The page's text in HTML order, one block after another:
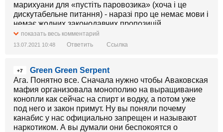
марихуани для «пустіть паровозика» (хоча і це
дискутабельне питання) - наразі про це немає мови і
немає жодних законодавчих пропозицій.
Зараз йдеться ВИКЛЮЧНО ПРО ЛІКИ НА ОСНОВІ
Та … стероїди Бужанського тоді більший наркотик,
ніж медичний канабіс.
А головні опоненти та лобісти критики цього
законопроекту - це криміналітет, якому
вигідно, щоб залишався чорний ринок обігу
справжньої наркоти.
показать весь комментарий
13.07.2021 10:48 Ответить Ссылка
+7
Green Green Serpent
Ага. Понятно все. Сначала нужно чтобы Аваковская
мафия организовала монополию на выращивание
конопли как сейчас на спирт и водку, а потом уже
под него и закон примут. Ну вы поняли почему
канабис у нас официально запрещен и называют
наркотиком. А вы думали они беспокоятся о